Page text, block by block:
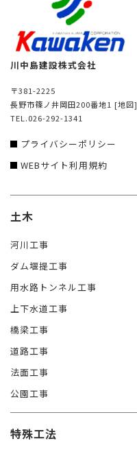
川中島建設株式会社
〒381-2225
長野市篠ノ井岡田200番地1 [地図]
TEL.026-292-1341
プライバシーポリシー
WEBサイト利用規約
土木
河川工事
ダム堰提工事
用水路トンネル工事
上下水道工事
橋梁工事
道路工事
法面工事
公園工事
特殊工法